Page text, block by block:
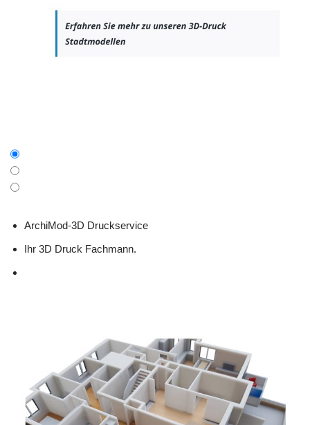
ArchiMod-3D Druckservice
Ihr 3D Druck Fachmann.